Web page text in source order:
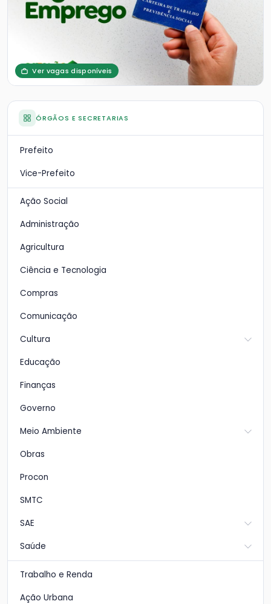
Ver vagas disponíveis
ÓRGÃOS E SECRETARIAS
Prefeito
Vice-Prefeito
Ação Social
Administração
Agricultura
Ciência e Tecnologia
Compras
Comunicação
Cultura
Educação
Finanças
Governo
Meio Ambiente
Obras
Procon
SMTC
SAE
Saúde
Trabalho e Renda
Ação Urbana